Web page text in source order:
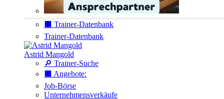
⬛️ Trainer-Datenbank
Trainer-Datenbank
Astrid Mangold
🔎 Trainer-Suche
⬛️ Angebote:
Job-Börse
Unternehmensverkäufe